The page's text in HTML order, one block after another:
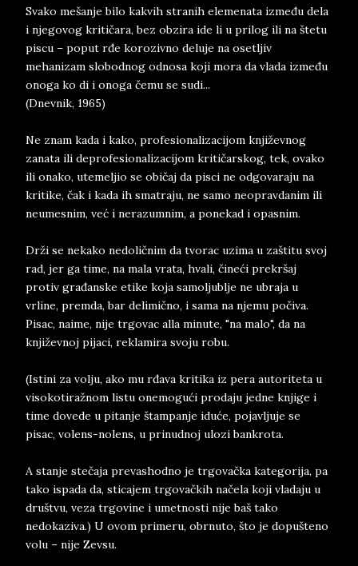
Svako mešanje bilo kakvih stranih elemenata između dela
i njegovog kritičara, bez obzira ide li u prilog ili na štetu
piscu – poput rđe korozivno deluje na osetljiv
mehanizam slobodnog odnosa koji mora da vlada između
onoga ko di i onoga čemu se sudi...
(Dnevnik, 1965)
Ne znam kada i kako, profesionalizacijom književnog
zanata ili deprofesionalizacijom kritičarskog, tek, ovako
ili onako, utemeljio se običaj da pisci ne odgovaraju na
kritike, čak i kada ih smatraju, ne samo neopravdanim ili
neumesnim, već i nerazumnim, a ponekad i opasnim.
Drži se nekako nedoličnim da tvorac uzima u zaštitu svoj
rad, jer ga time, na mala vrata, hvali, čineći prekršaj
protiv građanske etike koja samoljublje ne ubraja u
vrline, premda, bar delimično, i sama na njemu počiva.
Pisac, naime, nije trgovac alla minute, "na malo", da na
književnoj pijaci, reklamira svoju robu.
(Istini za volju, ako mu rđava kritika iz pera autoriteta u
visokotiražnom listu onemogući prodaju jedne knjige i
time dovede u pitanje štampanje iduće, pojavljuje se
pisac, volens-nolens, u prinudnoj ulozi bankrota.
A stanje stečaja prevashodno je trgovačka kategorija, pa
tako ispada da, sticajem trgovačkih načela koji vladaju u
društvu, veza trgovine i umetnosti nije baš tako
nedokaziva.) U ovom primeru, obrnuto, što je dopušteno
volu – nije Zevsu.